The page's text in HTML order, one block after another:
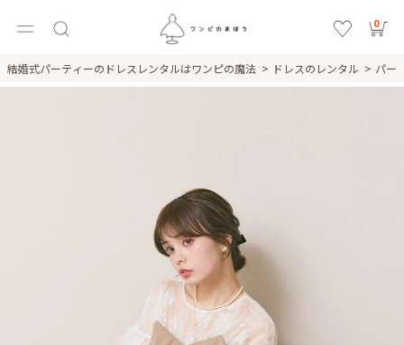
0
結婚式パーティーのドレスレンタルはワンピの魔法 ドレスのレンタル パー